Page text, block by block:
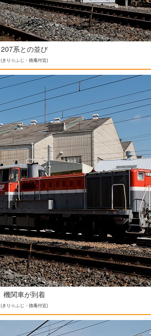
207系との並び
(きり☆ふじ・徳庵付近)
機関車が到着
(きり☆ふじ・徳庵付近)